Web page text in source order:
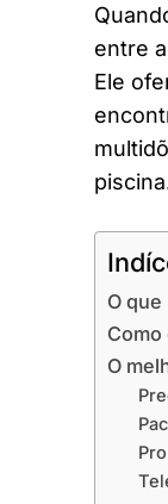
entre
Ele
O
O